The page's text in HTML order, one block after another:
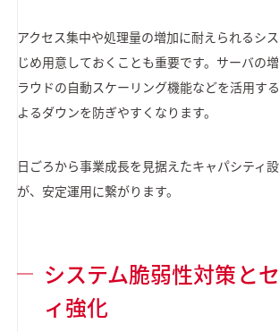
アクセス集中や処理量の増加に耐えられるシ
じめ用意しておくことも重要です。サーバの
ラウドの自動スケーリング機能などを活用す
よるダウンを防ぎやすくなります。
日ごろから事業成長を見据えたキャパシティ
が、安定運用に繋がります。
システム脆弱性対策と
ィ強化